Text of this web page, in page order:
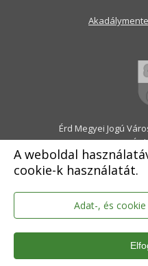
A weboldal
cookie-k használatát.
Adat-, és
Érd Megyei Jogú
2030
Levélcím:
E-mail:
Hivatali
KRID